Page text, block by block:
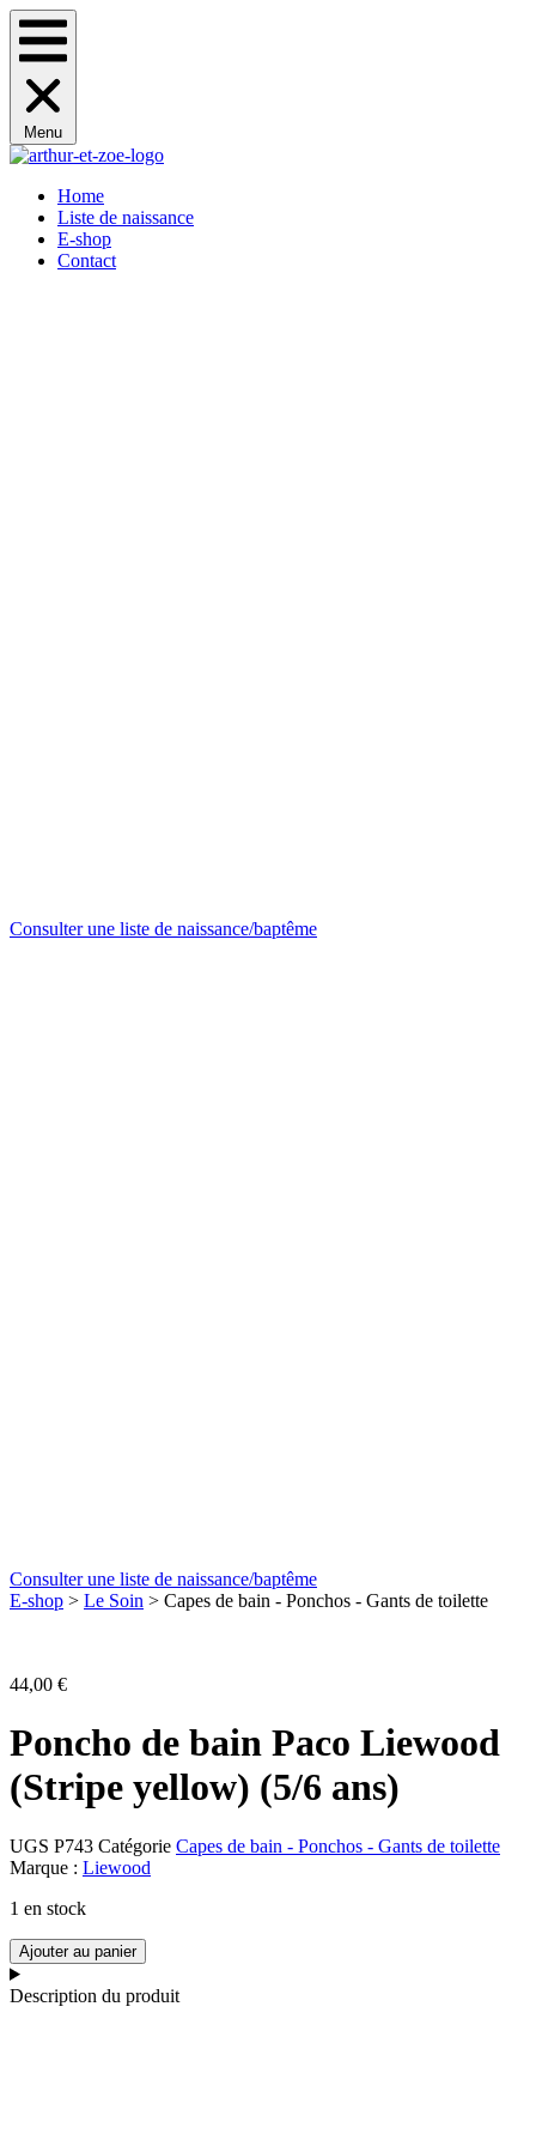
Menu
Home
Liste de naissance
E-shop
Contact
Consulter une liste de naissance/baptême
Consulter une liste de naissance/baptême
E-shop > Le Soin > Capes de bain - Ponchos - Gants de toilette
44,00 €
Poncho de bain Paco Liewood
(Stripe yellow) (5/6 ans)
UGS P743 Catégorie Capes de bain - Ponchos - Gants de toilette
Marque : Liewood
1 en stock
quantité
de
Poncho
Ajouter au panier
Description du produit